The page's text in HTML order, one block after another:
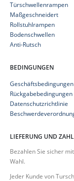
Türschwellenrampen
Maßgeschneidert
Rollstuhlrampen
Bodenschwellen
Anti-Rutsch
BEDINGUNGEN
Geschäftsbedingungen
Rückgabebedingungen
Datenschutzrichtlinie
LIEFERUNG UND
Bezahlen Sie sicher
Wahl.
Jeder Kunde von